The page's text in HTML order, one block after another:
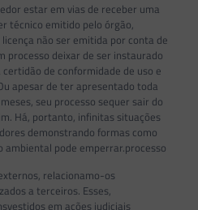
estar em vias de receber uma
técnico emitido pelo órgão,
não ser emitida por conta de
processo deixar de ser instaurado
de conformidade de uso e
apesar de ter apresentado toda
seu processo sequer sair do
Há, portanto, infinitas situações
demonstrando formas como
ambiental pode emperrar.processo
relacionamo-os
a terceiros. Esses,
em ações judiciais